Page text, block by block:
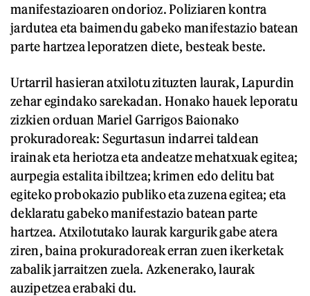
manifestazioaren ondorioz. Poliziaren kontra
jardutea eta baimendu gabeko manifestazio batean
parte hartzea leporatzen diete, besteak beste.
Urtarril hasieran atxilotu zituzten laurak, Lapurdin
zehar egindako sarekadan. Honako hauek leporatu
zizkien orduan Mariel Garrigos Baionako
prokuradoreak: Segurtasun indarrei taldean
irainak eta heriotza eta andeatze mehatxuak egitea;
aurpegia estalita ibiltzea; krimen edo delitu bat
egiteko probokazio publiko eta zuzena egitea; eta
deklaratu gabeko manifestazio batean parte
hartzea. Atxilotutako laurak kargurik gabe atera
ziren, baina prokuradoreak erran zuen ikerketak
zabalik jarraitzen zuela. Azkenerako, laurak
auzipetzea erabaki du.